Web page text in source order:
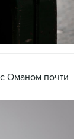
Оманом почти